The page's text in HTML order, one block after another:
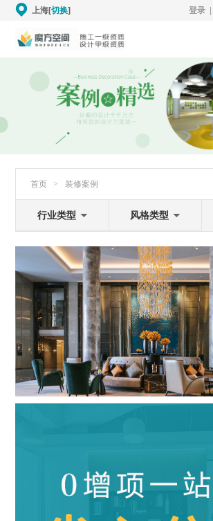
上海[切换] 登录
首页 > 装修案例
行业类型 风格类型
卓越铂尔曼酒店
五星级酒店 | 28000m² |
查看详情 算算这么装修